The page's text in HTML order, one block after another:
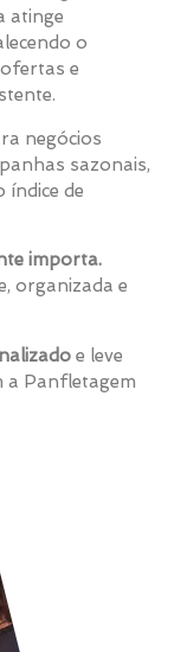
atinge
o
e
negócios
sazonais,
índice de
importa.
organizada e
e leve
a Panfletagem